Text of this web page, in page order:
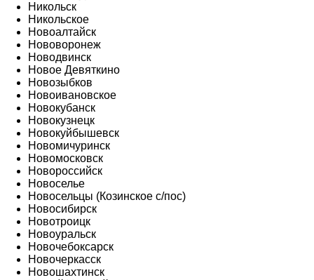
Никольск
Никольское
Новоалтайск
Нововоронеж
Новодвинск
Новое Девяткино
Новозыбков
Новоивановское
Новокубанск
Новокузнецк
Новокуйбышевск
Новомичуринск
Новомосковск
Новороссийск
Новоселье
Новосельцы (Козинское с/пос)
Новосибирск
Новотроицк
Новоуральск
Новочебоксарск
Новочеркасск
Новошахтинск